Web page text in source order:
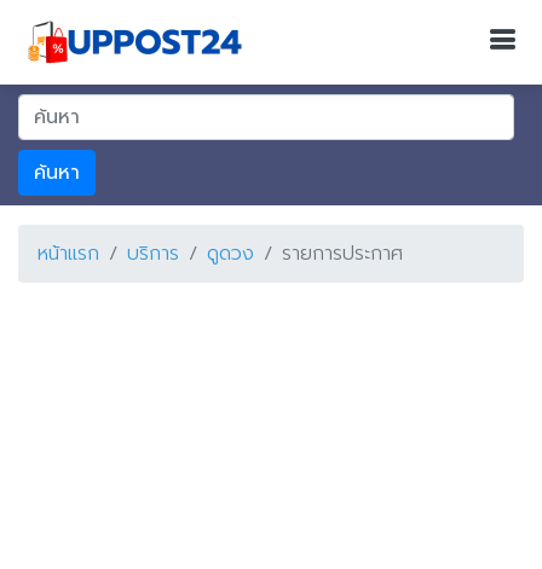
ค้นหา
หน้าแรก บริการ ดูดวง รายการประกาศ